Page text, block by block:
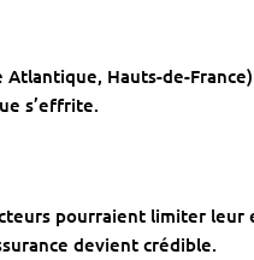
Atlantique, Hauts-de-
s’effrite.
pourraient limiter
devient crédible.